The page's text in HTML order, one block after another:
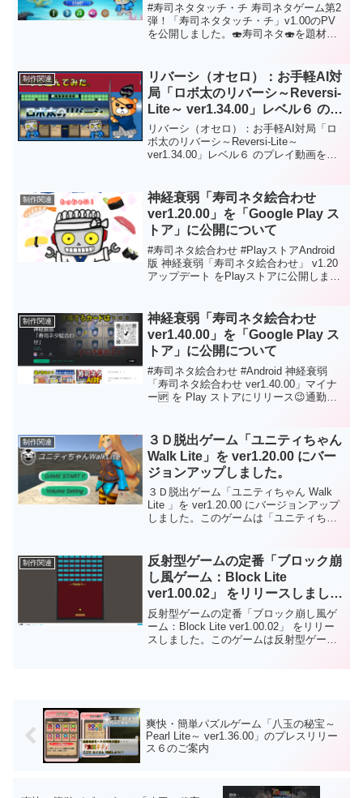
#寿司ネタタッチ・チ 寿司ネタゲーム第2
弾！「寿司ネタタッチ・チ」v1.00のPV
を公開しました。🍣寿司ネタ🍣を題材に
きみは神出鬼没に出没する「寿司ネタ」
をすべてタップすることができるかな？
https://youtu.be/RBLyyzVool8
制作関連
リバーシ（オセロ）：お手軽AI対
局「ロボ太のリバーシ～Reversi-
Lite～ ver1.34.00」レベル６ のプ
レイ動画を YouTube に公開につ
いて
リバーシ（オセロ）：お手軽AI対局「ロ
ボ太のリバーシ～Reversi-Lite～
ver1.34.00」レベル６ のプレイ動画を
「リバーシ」が楽しめます！ロボ太エフ
ェクト、ロボ太ツィートがおもしろい！
など他のリバーシにはない要素あり！通
勤・通学中にサクッと短時間で遊べます
ので 是非是非、お試しください。対戦は
AIのみで強さは初級～中級程度。今後も
改良を加えてAIの強さを強化！上級者で
も満足できるようレベル調整をしようと
「Google Play ストア」からダウンロー
ドしてから遊ぶことができます。Web版
の場合はダウンロードなしでＰＣのブラ
ウザで遊ぶことができます。もちろんフ
します。
制作関連
神経衰弱「寿司ネタ絵合わせ
ver1.20.00」を「Google Play ス
トア」に公開について
#寿司ネタ絵合わせ #PlayストアAndroid
版 神経衰弱「寿司ネタ絵合わせ」 v1.20
アップデート をPlayストアに公開しまし
ils?id=com.HatanaKikaku.SushiPic通勤・
通学中にサクッと短時間で神経衰弱が遊
べます。寿司好きな方、是非是非、お試
しください🥳
制作関連
神経衰弱「寿司ネタ絵合わせ
ver1.40.00」を「Google Play ス
トア」に公開について
#寿司ネタ絵合わせ #Android 神経衰弱
「寿司ネタ絵合わせ ver1.40.00」マイナ
ー🆙 を Play ストアにリリース😉通勤・
非是非、お試しください🥳⚔Playストア👇
https://play.google.com/store/apps/details
?id=com.HatanaKikaku.SushiPic応援、よ
ろしくお願いします😘
制作関連
３Ｄ脱出ゲーム「ユニティちゃん
Walk Lite」を ver1.20.00 にバー
ジョンアップしました。
３Ｄ脱出ゲーム「ユニティちゃん Walk
Lite 」を ver1.20.00 にバージョンアップ
しました。このゲームは「ユニティちゃ
作してこのマップのどこかにある「ゴー
ル」をめざそう！主なバージョンアップ
内容は次のとおりになります。ゲームタ
イトルを「UnitychanWalkLite」から「ユ
ニティちゃん Walk Lite」に変更しまし
た。内部処理を整理して全体的にパフォ
ーマンスを向上しました！「タイトル」
画面を変更しました。ダウンロードなし
制作関連
反射型ゲームの定番「ブロック崩
し風ゲーム：Block Lite
ver1.00.02」 をリリースしまし
た。
反射型ゲームの定番「ブロック崩し風ゲ
ーム：Block Lite ver1.00.02」 をリリー
スしました。このゲームは反射型ゲーム
フリーソフトです。
爽快・簡単パズルゲーム「八玉の秘宝～
Pearl Lite～ ver1.36.00」のプレスリリー
ス６のご案内